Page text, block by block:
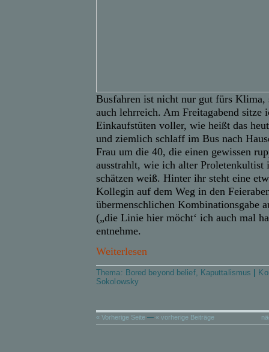
Busfahren ist nicht nur gut fürs Klima,
auch lehrreich. Am Freitagabend sitze
Einkaufstüten voller, wie heißt das
und ziemlich schlaff im Bus nach
Frau um die 40, die einen gewissen
ausstrahlt, wie ich alter Proletenkultist
schätzen weiß. Hinter ihr steht eine
Kollegin auf dem Weg in den
übermenschlichen Kombinationsgabe
(„die Linie hier möcht‘ ich auch mal
entnehme.
Weiterlesen
Thema: Bored beyond belief, Kaputtalismus
Sokolowsky
« Vorherige Seite — « vorherige Beiträge